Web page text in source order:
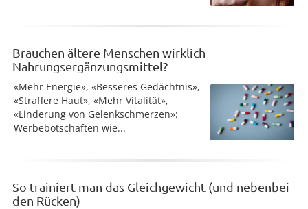
Brauchen ältere Menschen wirklich
Nahrungsergänzungsmittel?
«Mehr Energie», «Besseres Gedächtnis»,
«Straffere Haut», «Mehr Vitalität»,
«Linderung von Gelenkschmerzen»:
Werbebotschaften wie...
So trainiert man das Gleichgewicht (und nebenbei
den Rücken)